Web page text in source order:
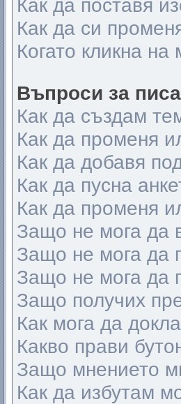
Как да поставя
Как да си
Когато кликна
Въпроси за
Как да създам
Как да променя
Как да добавя
Как да пусна
Как да променя
Защо не мога да
Защо не мога да
Защо не мога да
Защо получих
Как мога да
Какво прави
Защо мнението
Как да избутам